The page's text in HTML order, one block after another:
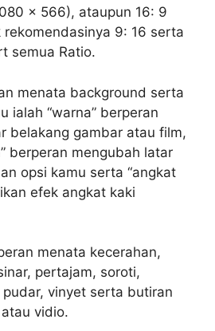
x 566), ataupun 16: 9
9: 16 serta
semua Ratio.
menata background serta
ialah “warna” berperan
belakang gambar atau film,
berperan mengubah latar
opsi kamu serta “angkat
efek angkat kaki
menata kecerahan,
pertajam, soroti,
vinyet serta butiran
vidio.